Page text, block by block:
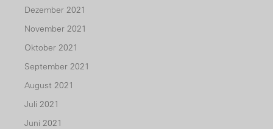
Dezember 2021
November 2021
Oktober 2021
September 2021
August 2021
Juli 2021
Juni 2021